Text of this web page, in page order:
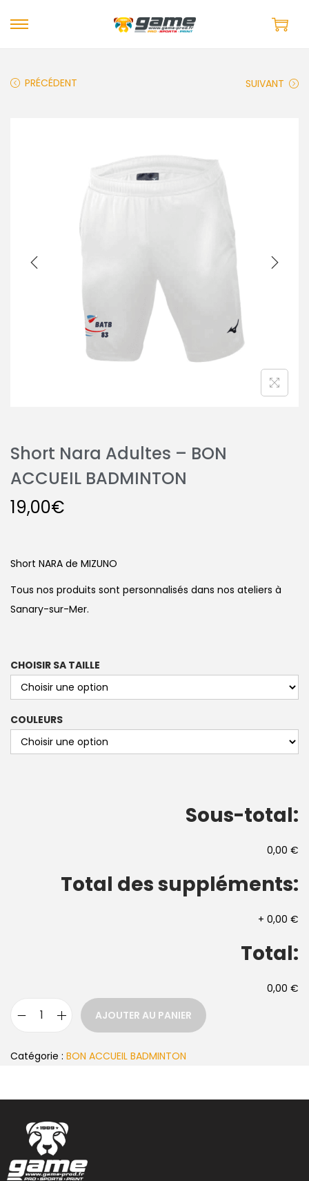
PRÉCÉDENT SUIVANT
Short Nara Adultes – BON
ACCUEIL BADMINTON
19,00€
Short NARA de MIZUNO
Tous nos produits sont personnalisés dans nos ateliers à
Sanary-sur-Mer.
CHOISIR SA TAILLE
COULEURS
Sous-total:
0,00 €
Total des suppléments:
+ 0,00 €
Total:
0,00 €
AJOUTER AU PANIER
Catégorie : BON ACCUEIL BADMINTON